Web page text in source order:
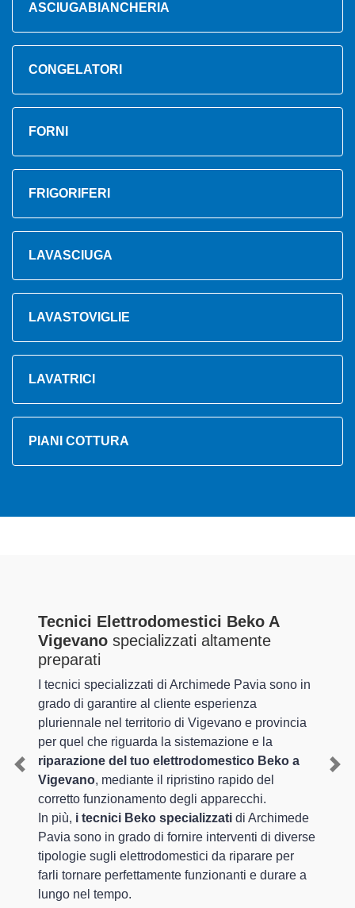
ASCIUGABIANCHERIA
CONGELATORI
FORNI
FRIGORIFERI
LAVASCIUGA
LAVASTOVIGLIE
LAVATRICI
PIANI COTTURA
Tecnici Elettrodomestici Beko A
Vigevano specializzati altamente
preparati
I tecnici specializzati di Archimede Pavia sono in
grado di garantire al cliente esperienza
pluriennale nel territorio di Vigevano e provincia
per quel che riguarda la sistemazione e la
riparazione del tuo elettrodomestico Beko a
Vigevano, mediante il ripristino rapido del
corretto funzionamento degli apparecchi.
In più, i tecnici Beko specializzati di Archimede
Pavia sono in grado di fornire interventi di diverse
tipologie sugli elettrodomestici da riparare per
farli tornare perfettamente funzionanti e durare a
lungo nel tempo.
Previous